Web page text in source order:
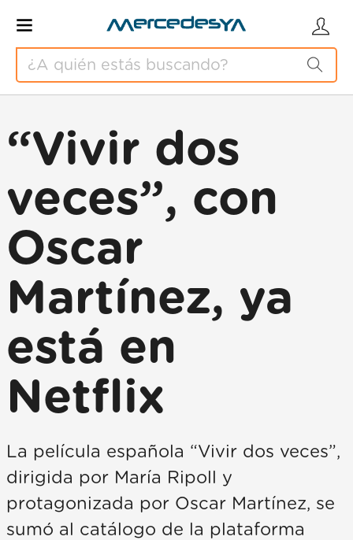
“Vivir dos
veces”, con
Oscar
Martínez, ya
está en
Netflix
La película española “Vivir dos veces”,
dirigida por María Ripoll y
protagonizada por Oscar Martínez, se
sumó al catálogo de la plataforma